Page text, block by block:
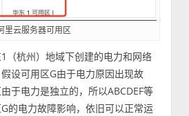
里云服务器可用区
（杭州）地域下创建的电力和网络
设可用区G由于电力原因出现故
于电力是独立的，所以ABCDEF等
的电力故障影响，依旧可以正常运